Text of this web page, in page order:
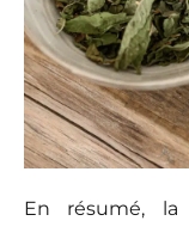
En résumé,